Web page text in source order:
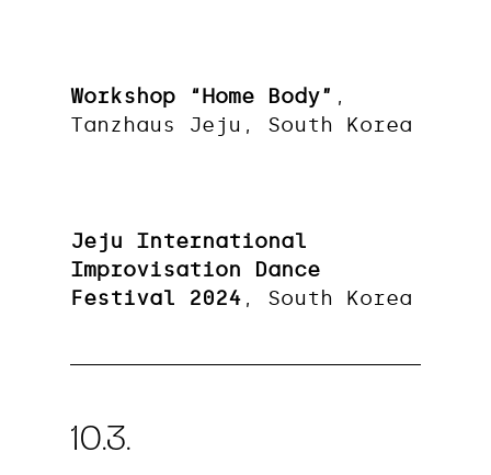
Workshop “Home Body” ,
Tanzhaus Jeju, South Korea
Jeju International
Improvisation Dance
Festival 2024 , South Korea
10.3.